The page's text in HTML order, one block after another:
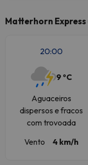
Matterhorn
20:00
9 ºC
Aguaceiros
dispersos e fracos
com trovoada
Vento
4 km/h